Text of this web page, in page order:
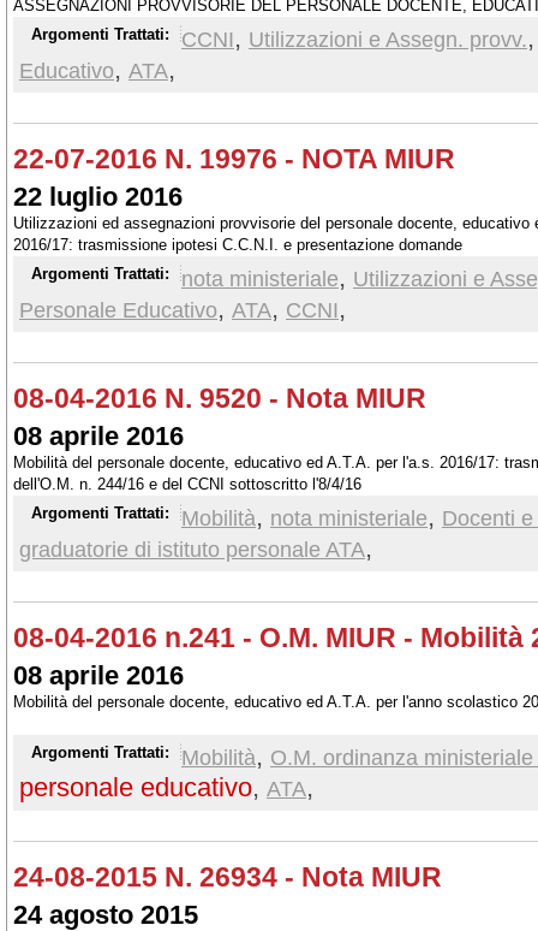
ASSEGNAZIONI PROVVISORIE DEL PERSONALE DOCENTE,
SCOLASTICO 2016/17.
Argomenti Trattati: CCNI, Utilizzazioni e Assegn. provv.
Educativo, ATA,
22-07-2016 N. 19976 - NOTA MIUR
22 luglio 2016
Utilizzazioni ed assegnazioni provvisorie del personale docente, educativo
2016/17: trasmissione ipotesi C.C.N.I. e presentazione domande
Argomenti Trattati:
nota ministeriale, Utilizzazioni e
Personale Educativo, ATA, CCNI,
08-04-2016 N. 9520 - Nota MIUR
08 aprile 2016
Mobilità del personale docente, educativo ed A.T.A. per l'a.s. 2016/17:
dell'O.M. n. 244/16 e del CCNI sottoscritto l'8/4/16
Argomenti Trattati:
Mobilità, nota ministeriale, Docenti
graduatorie di istituto personale ATA,
08-04-2016 n.241 - O.M. MIUR - Mobilità
08 aprile 2016
Mobilità del personale docente, educativo ed A.T.A. per l'anno scolastico
Argomenti Trattati: Mobilità, O.M. ordinanza
personale educativo, ATA,
24-08-2015 N. 26934 - Nota MIUR
24 agosto 2015